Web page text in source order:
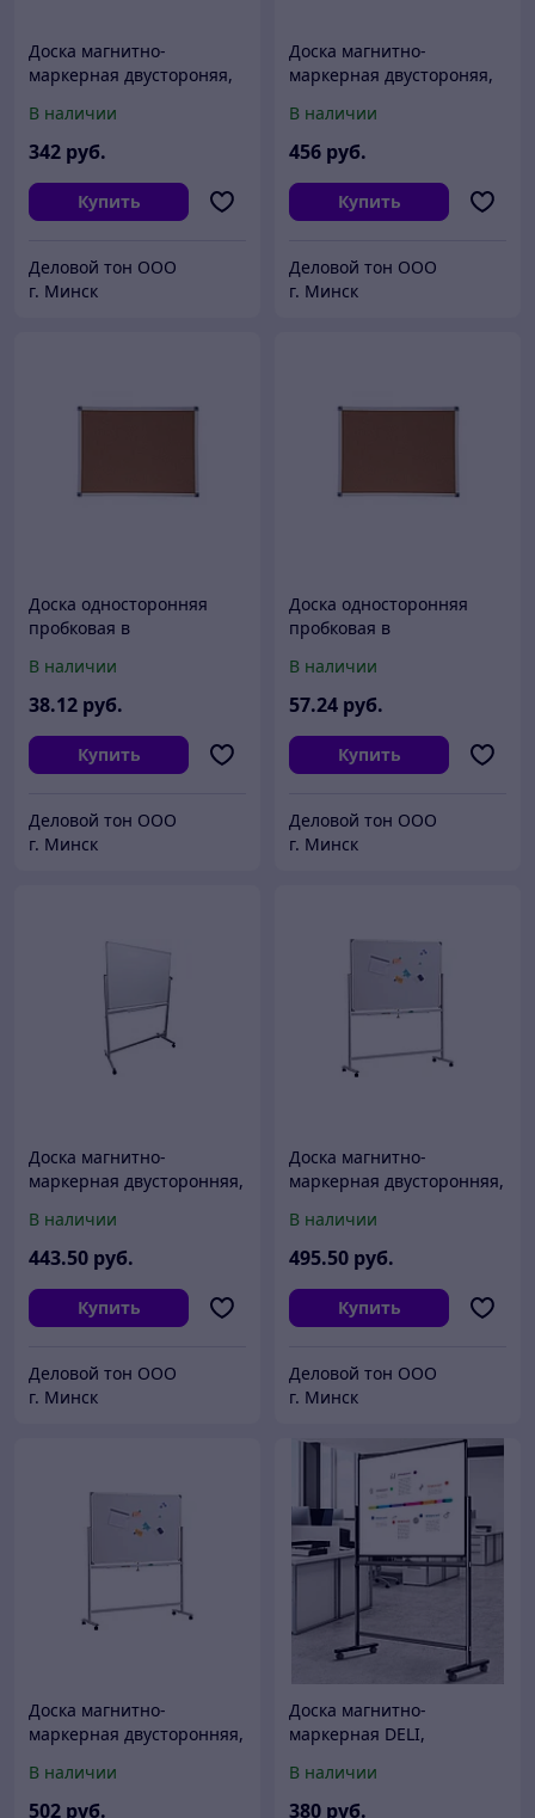
Доска магнитно-
маркерная двустороняя,
BOARDLINE, 90х120 см,
мобильная на колесиках
В наличии
342 руб.
Купить
Деловой тон ООО
г. Минск
Доска магнитно-
маркерная двустороняя,
BOARDLINE, 90х180 см,
мобильная на колесиках
В наличии
456 руб.
Купить
Деловой тон ООО
г. Минск
Доска односторонняя
пробковая в
BOARDLINE, 45х60 см
В наличии
38.12 руб.
Купить
Деловой тон ООО
г. Минск
Доска односторонняя
пробковая в
BOARDLINE, 60х90 см
В наличии
57.24 руб.
Купить
Деловой тон ООО
г. Минск
Доска магнитно-
маркерная двусторонняя,
100х150, мобильная на
колесиках
В наличии
443.50 руб.
Купить
Деловой тон ООО
г. Минск
Доска магнитно-
маркерная двусторонняя,
120х150, мобильная на
колесиках
В наличии
495.50 руб.
Купить
Деловой тон ООО
г. Минск
Доска магнитно-
маркерная двусторонняя,
120х180, мобильная на
колесиках
В наличии
502 руб.
Доска магнитно-
маркерная DELI,
черной раме, 900*1500
мм, на стойке с роликами,
В наличии
380 руб.